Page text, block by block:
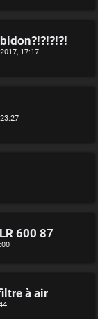
17:17
600 87
à air